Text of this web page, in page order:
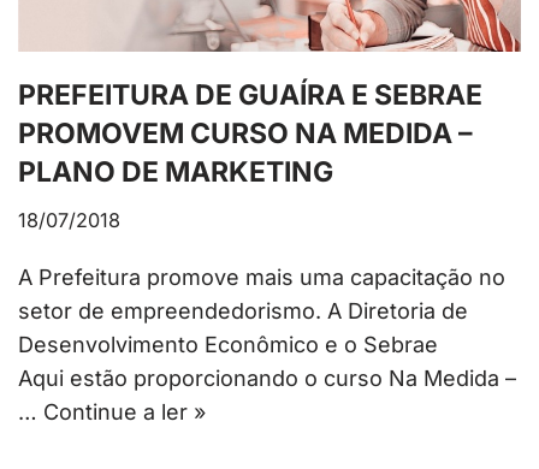
PREFEITURA DE GUAÍRA E SEBRAE
PROMOVEM CURSO NA MEDIDA –
PLANO DE MARKETING
18/07/2018
A Prefeitura promove mais uma capacitação no
setor de empreendedorismo. A Diretoria de
Desenvolvimento Econômico e o Sebrae
Aqui estão proporcionando o curso Na Medida –
… Continue a ler »